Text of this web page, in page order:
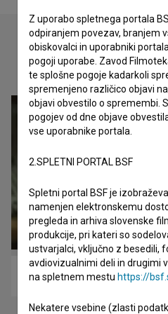
Filmski poklic – Skladatelj
Z uporabo spletnega portala
odpiranjem povezav, branjem
obiskovalci in uporabniki
pogoji uporabe. Zavod
te splošne pogoje kadarkoli
spremenjeno različico objavi
objavi obvestilo o spremembi.
pogojev od dne objave
vse uporabnike portala.
2.SPLETNI PORTAL BSF
Spletni portal BSF je
namenjen elektronskemu
pregleda in arhiva slovenske
produkcije, pri kateri so
ustvarjalci, vključno z besedili,
avdiovizualnimi deli in drugimi
na spletnem mestu https://
Nekatere vsebine (zlasti